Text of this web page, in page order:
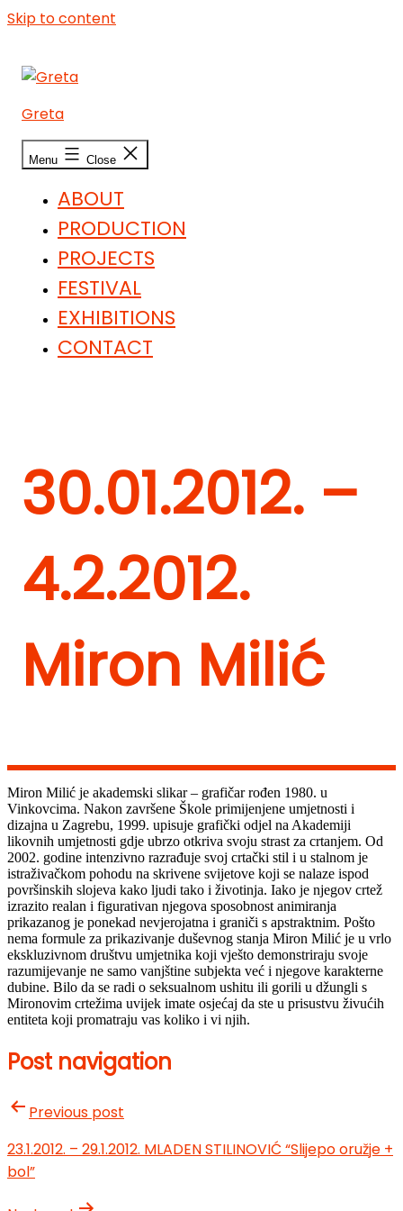
Skip to content
Greta
Menu Close
ABOUT
PRODUCTION
PROJECTS
FESTIVAL
EXHIBITIONS
CONTACT
30.01.2012. –
4.2.2012.
Miron Milić
Miron Milić je akademski slikar – grafičar rođen 1980. u
Vinkovcima. Nakon završene Škole primijenjene umjetnosti i
dizajna u Zagrebu, 1999. upisuje grafički odjel na Akademiji
likovnih umjetnosti gdje ubrzo otkriva svoju strast za crtanjem. Od
2002. godine intenzivno razrađuje svoj crtački stil i u stalnom je
istraživačkom pohodu na skrivene svijetove koji se nalaze ispod
površinskih slojeva kako ljudi tako i životinja. Iako je njegov crtež
izrazito realan i figurativan njegova sposobnost animiranja
prikazanog je ponekad nevjerojatna i graniči s apstraktnim. Pošto
nema formule za prikazivanje duševnog stanja Miron Milić je u vrlo
ekskluzivnom društvu umjetnika koji vješto demonstriraju svoje
razumijevanje ne samo vanjštine subjekta već i njegove karakterne
dubine. Bilo da se radi o seksualnom ushitu ili gorili u džungli s
Mironovim crtežima uvijek imate osjećaj da ste u prisustvu živućih
entiteta koji promatraju vas koliko i vi njih.
Post navigation
Previous post
23.1.2012. – 29.1.2012. MLADEN STILINOVIĆ “Slijepo oružje +
bol”